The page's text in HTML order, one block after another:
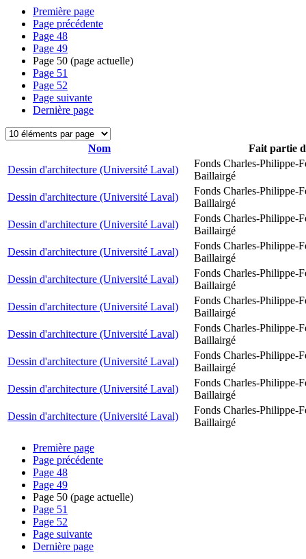
Première page
Page précédente
Page 48
Page 49
Page 50 (page actuelle)
Page 51
Page 52
Page suivante
Dernière page
Nom
Fait partie
Dessin d'architecture (Université Laval)
Fonds Charles-Philippe-
Baillairgé
Dessin d'architecture (Université Laval)
Fonds Charles-Philippe-
Baillairgé
Dessin d'architecture (Université Laval)
Fonds Charles-Philippe-
Baillairgé
Dessin d'architecture (Université Laval)
Fonds Charles-Philippe-
Baillairgé
Dessin d'architecture (Université Laval)
Fonds Charles-Philippe-
Baillairgé
Dessin d'architecture (Université Laval)
Fonds Charles-Philippe-
Baillairgé
Dessin d'architecture (Université Laval)
Fonds Charles-Philippe-
Baillairgé
Dessin d'architecture (Université Laval)
Fonds Charles-Philippe-
Baillairgé
Dessin d'architecture (Université Laval)
Fonds Charles-Philippe-
Baillairgé
Dessin d'architecture (Université Laval)
Fonds Charles-Philippe-
Baillairgé
Première page
Page précédente
Page 48
Page 49
Page 50 (page actuelle)
Page 51
Page 52
Page suivante
Dernière page